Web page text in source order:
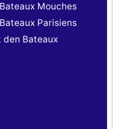
Mouches
Parisiens
Bateaux